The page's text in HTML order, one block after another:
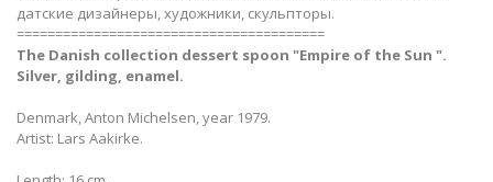
датские дизайнеры, художники, скульпторы.
========================================
The Danish сollection dessert spoon "Empire of the Sun ​​".
Silver, gilding, enamel.
Denmark, Anton Michelsen, year 1979.
Artist: Lars Aakirke.